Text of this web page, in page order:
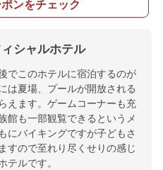
ンをチェック
シャルホテル
でこのホテルに宿泊するのが
は夏場、プールが開放される
えます。ゲームコーナーも充
館も一部観覧できるというメ
にバイキングですが子どもさ
すので至れり尽くせりの感じ
テルです。